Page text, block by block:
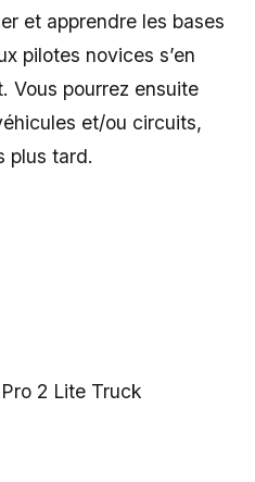
et apprendre les bases
pilotes novices s’en
Vous pourrez ensuite
et/ou circuits,
plus tard.
2 Lite Truck